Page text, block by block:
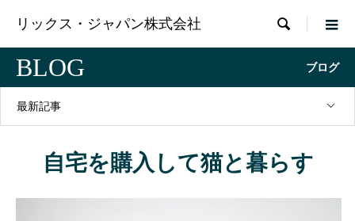
リックス・ジャパン株式会社 
BLOG ブログ
最新記事
自宅を購入して猫と暮らす